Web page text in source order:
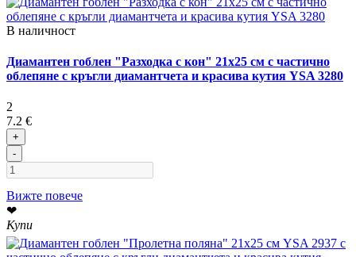
В наличност
Диамантен гоблен "Разходка с кон" 21x25 см с частично
облепяне с кръгли диамантчета и красива кутия YSA 3280
2
7.2 €
+
-
Вижте повече
❤
Купи